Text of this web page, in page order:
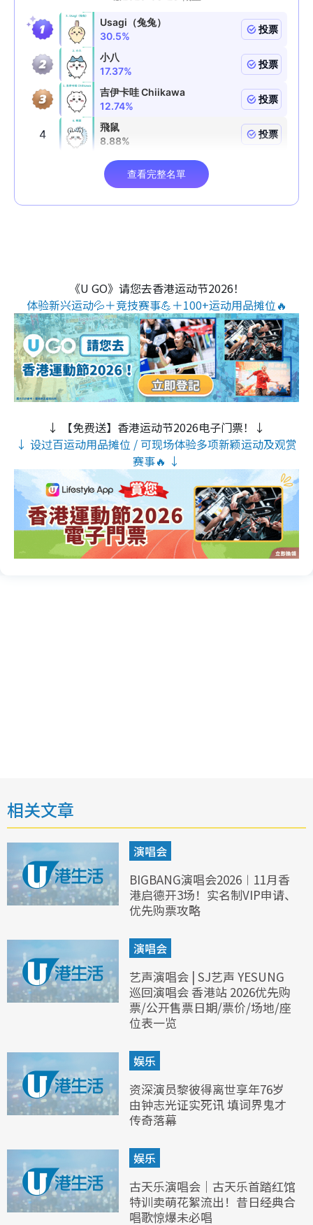
《U GO》请您去香港运动节2026！
体验新兴运动💦＋竞技赛事💪＋100+运动用品摊位🔥
↓ 【免费送】香港运动节2026电子门票！↓
↓ 设过百运动用品摊位 / 可现场体验多项新颖运动及观赏
赛事🔥 ↓
相关文章
演唱会
BIGBANG演唱会2026︱11月香
港启德开3场！实名制VIP申请、
优先购票攻略
演唱会
艺声演唱会 | SJ艺声 YESUNG
巡回演唱会 香港站 2026优先购
票/公开售票日期/票价/场地/座
位表一览
娱乐
资深演员黎彼得离世享年76岁
由钟志光证实死讯 填词界鬼才
传奇落幕
娱乐
古天乐演唱会｜古天乐首踏红馆
特训卖萌花絮流出！昔日经典合
唱歌惊爆未必唱